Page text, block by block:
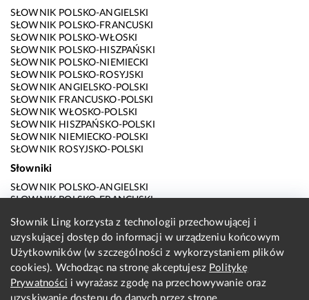
SŁOWNIK POLSKO-ANGIELSKI
SŁOWNIK POLSKO-FRANCUSKI
SŁOWNIK POLSKO-WŁOSKI
SŁOWNIK POLSKO-HISZPAŃSKI
SŁOWNIK POLSKO-NIEMIECKI
SŁOWNIK POLSKO-ROSYJSKI
SŁOWNIK ANGIELSKO-POLSKI
SŁOWNIK FRANCUSKO-POLSKI
SŁOWNIK WŁOSKO-POLSKI
SŁOWNIK HISZPAŃSKO-POLSKI
SŁOWNIK NIEMIECKO-POLSKI
SŁOWNIK ROSYJSKO-POLSKI
Słowniki
SŁOWNIK POLSKO-ANGIELSKI
SŁOWNIK POLSKO-FRANCUSKI
SŁOWNIK POLSKO-HISZPAŃSKI
SŁOWNIK POLSKO-NIEMIECKI
SŁOWNIK POLSKO-ROSYJSKI
SŁOWNIK ANGIELSKO-POLSKI
SŁOWNIK FRANCUSKO-POLSKI
SŁOWNIK WŁOSKO-POLSKI
Słownik Ling korzysta z technologii przechowującej i
uzyskującej dostęp do informacji w urządzeniu końcowym
Użytkowników (w szczególności z wykorzystaniem plików
cookies). Wchodząc na stronę akceptujesz Politykę
Prywatności i wyrażasz zgodę na przechowywanie oraz